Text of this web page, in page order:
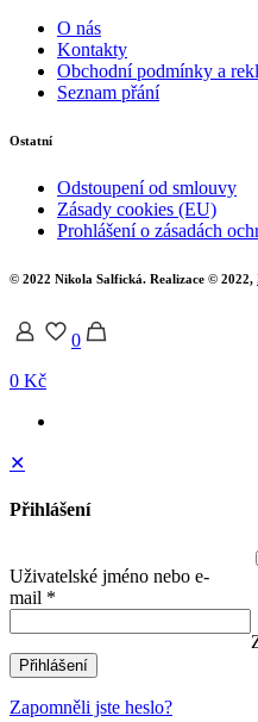
O nás
Kontakty
Obchodní podmínky a
Seznam přání
Ostatní
Odstoupení od smlouvy
Zásady cookies (EU)
Prohlášení o zásadách
© 2022 Nikola Salfická. Realizace © 2022,
0
0 Kč
✕
Přihlášení
Uživatelské jméno nebo e-
mail *
Přihlášení
Zapomněli jste heslo?